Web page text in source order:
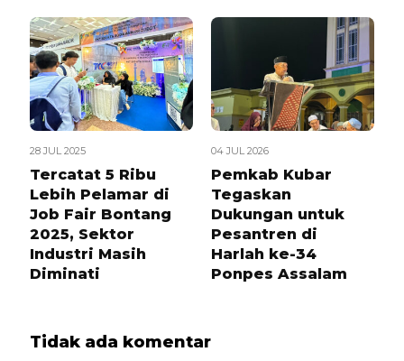
28 JUL 2025
Tercatat 5 Ribu
Lebih Pelamar di
Job Fair Bontang
2025, Sektor
Industri Masih
Diminati
04 JUL 2026
Pemkab Kubar
Tegaskan
Dukungan untuk
Pesantren di
Harlah ke-34
Ponpes Assalam
Tidak ada komentar